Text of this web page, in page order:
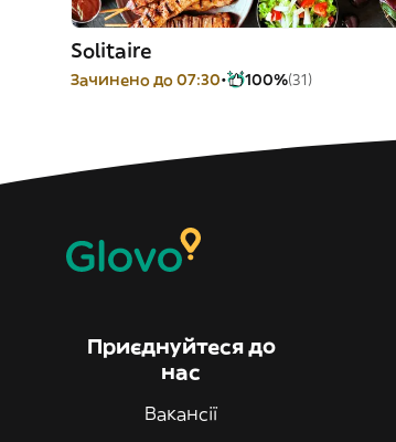
Solitaire
Зачинено до 07:30 100%(31)
Приєднуйтеся до
нас
Вакансії